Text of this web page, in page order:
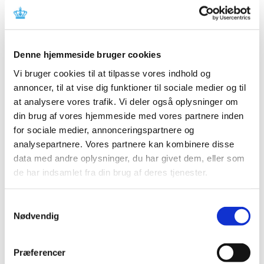
Denne hjemmeside bruger cookies
Vi bruger cookies til at tilpasse vores indhold og
annoncer, til at vise dig funktioner til sociale medier og til
at analysere vores trafik. Vi deler også oplysninger om
din brug af vores hjemmeside med vores partnere inden
for sociale medier, annonceringspartnere og
analysepartnere. Vores partnere kan kombinere disse
data med andre oplysninger, du har givet dem, eller som
de har indsamlet fra din brug af deres tjenester.
Nødvendig
Præferencer
Der er observeret alvorlig leverskade med fezolinetant.
markedsføringstilladelse for kritiske
lægemidler
|13. januar 2025|
Lægemiddelstyrelsen opfordrer virksomheder til at
ansøge om markedsføringstilladelse for udvalgte…
Årets fokus ved inspektioner i 2025
|7. januar 2025|
Fokus på rengøringsvalidering under GMP-inspektioner
Lægemiddelstyrelsen har et øget fokus på…
Metoprololsuccinat 25 mg; tilladelse til
længere aktiv